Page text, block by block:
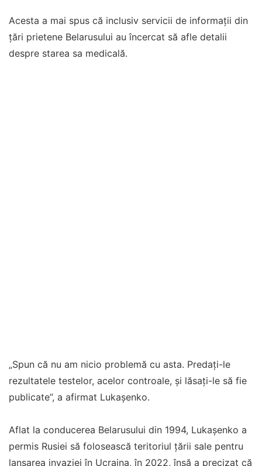
Acesta a mai spus că inclusiv servicii de informaţii din
ţări prietene Belarusului au încercat să afle detalii
despre starea sa medicală.
„Spun că nu am nicio problemă cu asta. Predaţi-le
rezultatele testelor, acelor controale, şi lăsaţi-le să fie
publicate”, a afirmat Lukaşenko.
Aflat la conducerea Belarusului din 1994, Lukaşenko a
permis Rusiei să folosească teritoriul ţării sale pentru
lansarea invaziei în Ucraina, în 2022, însă a precizat că